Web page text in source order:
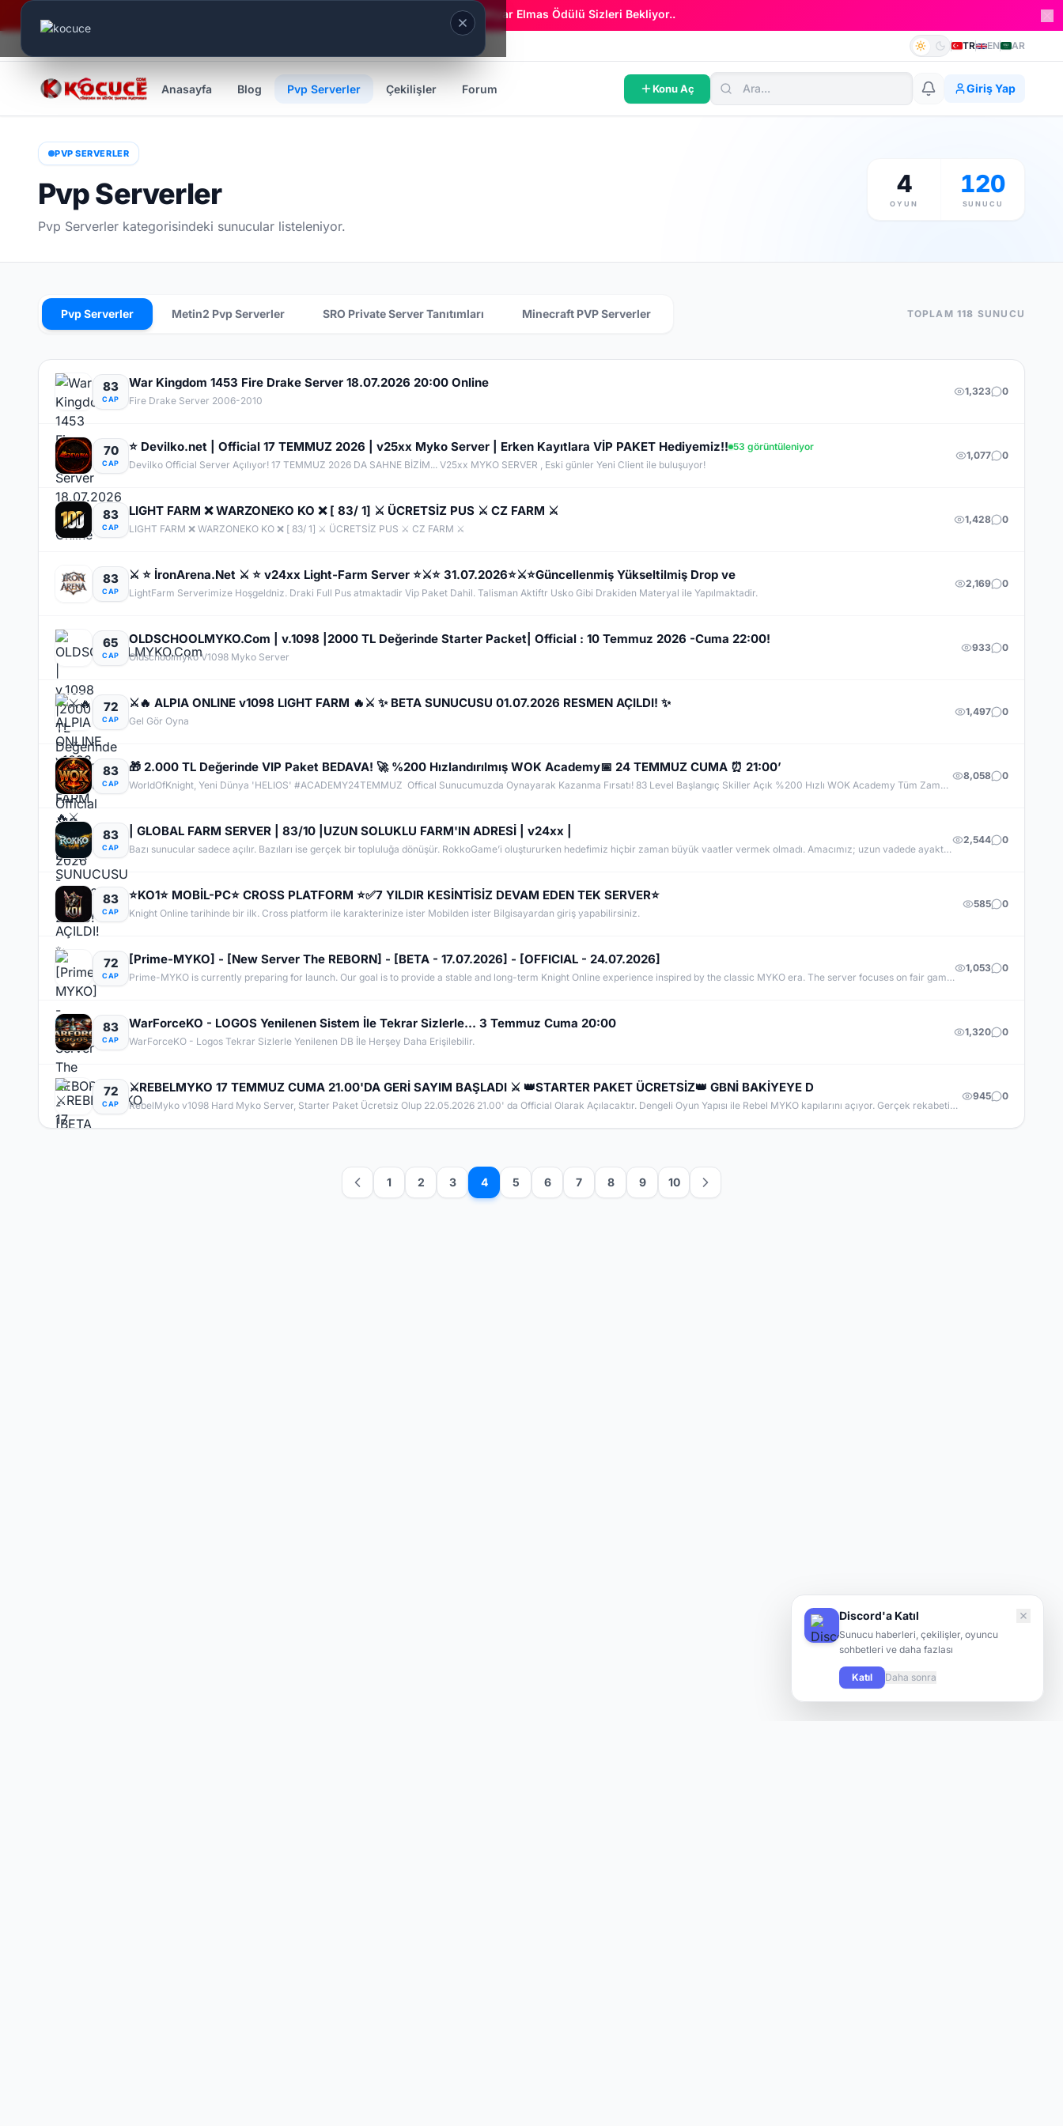
Era Online - 2 Milyar Elmas Ödülü Sizleri Bekliyor..
TR EN AR
Anasayfa Blog Pvp Serverler Çekilişler Forum Konu Aç Giriş Yap
PVP SERVERLER
Pvp Serverler
Pvp Serverler kategorisindeki sunucular listeleniyor.
4
OYUN
120
SUNUCU
Pvp Serverler Metin2 Pvp Serverler SRO Private Server Tanıtımları Minecraft PVP Serverler TOPLAM 118 SUNUCU
83
CAP
War Kingdom 1453 Fire Drake Server 18.07.2026 20:00 Online
Fire Drake Server 2006-2010
1,323 0
70
CAP
⭐ Devilko.net | Official 17 TEMMUZ 2026 | v25xx Myko Server | Erken Kayıtlara VİP PAKET Hediyemiz!! 53 görüntüleniyor
Devilko Official Server Açılıyor! 17 TEMMUZ 2026 DA SAHNE BİZİM... V25xx MYKO SERVER , Eski günler Yeni Client ile buluşuyor!
1,077 0
83
CAP
LIGHT FARM ❌ WARZONEKO KO ❌ [ 83/ 1] ⚔️ ÜCRETSİZ PUS ⚔️ CZ FARM ⚔️
LIGHT FARM ❌ WARZONEKO KO ❌ [ 83/ 1] ⚔️ ÜCRETSİZ PUS ⚔️ CZ FARM ⚔️
1,428 0
83
CAP
⚔️ ⭐ İronArena.Net ⚔️ ⭐ v24xx Light-Farm Server ⭐⚔️⭐ 31.07.2026⭐⚔️⭐Güncellenmiş Yükseltilmiş Drop ve
LightFarm Serverimize Hoşgeldniz. Draki Full Pus atmaktadir Vip Paket Dahil. Talisman Aktiftr Usko Gibi Drakiden Materyal ile Yapılmaktadir.
2,169 0
65
CAP
OLDSCHOOLMYKO.Com | v.1098 |2000 TL Değerinde Starter Packet| Official : 10 Temmuz 2026 -Cuma 22:00!
Oldschoolmyko V1098 Myko Server
933 0
72
CAP
⚔️🔥 ALPIA ONLINE v1098 LIGHT FARM 🔥⚔️ ✨ BETA SUNUCUSU 01.07.2026 RESMEN AÇILDI! ✨
Gel Gör Oyna
1,497 0
83
CAP
🎁 2.000 TL Değerinde VIP Paket BEDAVA! 🚀 %200 Hızlandırılmış WOK Academy📅 24 TEMMUZ CUMA ⏰ 21:00’
WorldOfKnight, Yeni Dünya 'HELIOS' #ACADEMY24TEMMUZ Offical Sunucumuzda Oynayarak Kazanma Fırsatı! 83 Level Başlangıç Skiller Açık %200 Hızlı WOK Academy Tüm Zamanların En Kalabalık Farm Sunucusuna Hazır Olun Bu yaz #WorldOfKnight'da Geçer !
8,058 0
83
CAP
| GLOBAL FARM SERVER | 83/10 |UZUN SOLUKLU FARM'IN ADRESİ | v24xx |
Bazı sunucular sadece açılır. Bazıları ise gerçek bir topluluğa dönüşür. RokkoGame’i oluştururken hedefimiz hiçbir zaman büyük vaatler vermek olmadı. Amacımız; uzun vadede ayakta kalacak, güvenilir, adil ve sağlam bir yapı kurmaktı. Gösteriş yerine sağlam temelleri seçtik. Çünkü gerçek kalite, yüksek sesle değil; istikrarla kendini kanıtlar.
2,544 0
83
CAP
⭐KO1⭐ MOBİL-PC⭐ CROSS PLATFORM ⭐✅7 YILDIR KESİNTİSİZ DEVAM EDEN TEK SERVER⭐
Knight Online tarihinde bir ilk. Cross platform ile karakterinize ister Mobilden ister Bilgisayardan giriş yapabilirsiniz.
585 0
72
CAP
[Prime-MYKO] - [New Server The REBORN] - [BETA - 17.07.2026] - [OFFICIAL - 24.07.2026]
Prime-MYKO is currently preparing for launch. Our goal is to provide a stable and long-term Knight Online experience inspired by the classic MYKO era. The server focuses on fair gameplay, active PvP, balanced progression and a strong community. Players can follow development updates through our website and Discord server.
1,053 0
83
CAP
WarForceKO - LOGOS Yenilenen Sistem İle Tekrar Sizlerle... 3 Temmuz Cuma 20:00
WarForceKO - Logos Tekrar Sizlerle Yenilenen DB İle Herşey Daha Erişilebilir.
1,320 0
72
CAP
⚔️REBELMYKO 17 TEMMUZ CUMA 21.00'DA GERİ SAYIM BAŞLADI ⚔️ 👑STARTER PAKET ÜCRETSİZ👑 GBNİ BAKİYEYE D
RebelMyko v1098 Hard Myko Server, Starter Paket Ücretsiz Olup 22.05.2026 21.00' da Official Olarak Açılacaktır. Dengeli Oyun Yapısı ile Rebel MYKO kapılarını açıyor. Gerçek rekabetin, emeğin ve savaşın adresi yeniden kuruluyor. 🔥 Stabil altyapı 🔥 Dengeli oyun ekonomisi 🔥 Rekabet dolu PvP 🔥 Emek verenin kazandığı sistem Bu sadece bir server değil… Bu, gücünü kanıtlayacağın bir arena. Klanını kur. Stratejini hazırla. Yerini al. Çünkü o gece… Sadece güçlü olanlar ayakta kalacak.
945 0
1 2 3 4 5 6 7 8 9 10
Discord'a Katıl
Sunucu haberleri, çekilişler, oyuncu
sohbetleri ve daha fazlası
Katıl Daha sonra